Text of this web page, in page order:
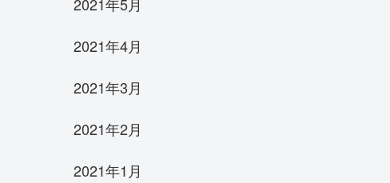
2021年4月
2021年3月
2021年2月
2021年1月